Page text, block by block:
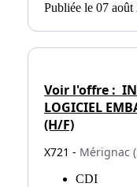
Publiée le 07
Voir l'offre :
LOGICIEL
(H/F)
X721 - Mérignac
CDI